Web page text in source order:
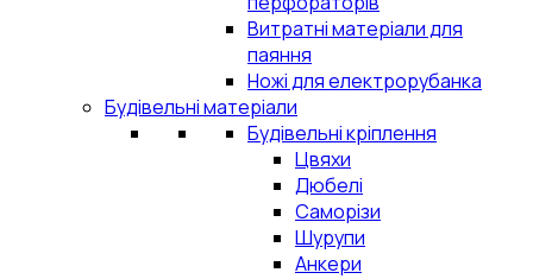
Витратні матеріали для
паяння
Ножі для електрорубанка
Будівельні матеріали
Будівельні кріплення
Цвяхи
Дюбелі
Саморізи
Шурупи
Анкери